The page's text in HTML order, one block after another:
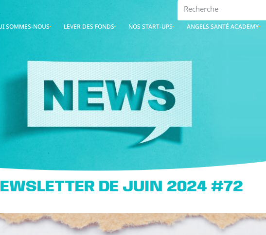
SOMMES-NOUS LEVER DES FONDS NOS START-UPS ANGELS SANTÉ ACADEMY
DE JUIN 2024 #72